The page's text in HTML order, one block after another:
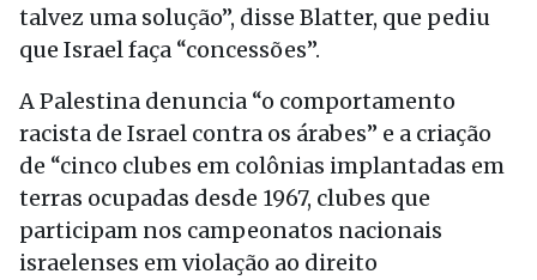
talvez uma solução”, disse Blatter, que pediu
que Israel faça “concessões”.
A Palestina denuncia “o comportamento
racista de Israel contra os árabes” e a criação
de “cinco clubes em colônias implantadas em
terras ocupadas desde 1967, clubes que
participam nos campeonatos nacionais
israelenses em violação ao direito